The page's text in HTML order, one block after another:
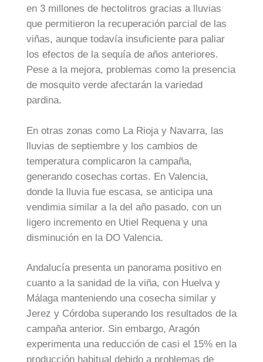
en 3 millones de hectolitros gracias a lluvias
que permitieron la recuperación parcial de las
viñas, aunque todavía insuficiente para paliar
los efectos de la sequía de años anteriores.
Pese a la mejora, problemas como la presencia
de mosquito verde afectarán la variedad
pardina.
En otras zonas como La Rioja y Navarra, las
lluvias de septiembre y los cambios de
temperatura complicaron la campaña,
generando cosechas cortas. En Valencia,
donde la lluvia fue escasa, se anticipa una
vendimia similar a la del año pasado, con un
ligero incremento en Utiel Requena y una
disminución en la DO Valencia.
Andalucía presenta un panorama positivo en
cuanto a la sanidad de la viña, con Huelva y
Málaga manteniendo una cosecha similar y
Jerez y Córdoba superando los resultados de la
campaña anterior. Sin embargo, Aragón
experimenta una reducción de casi el 15% en la
producción habitual debido a problemas de